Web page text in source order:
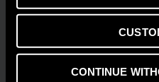
CONTINUE
PRODOTTI E SERVIZI
NEVIS EVO R32: la
gamma di
LEGGI